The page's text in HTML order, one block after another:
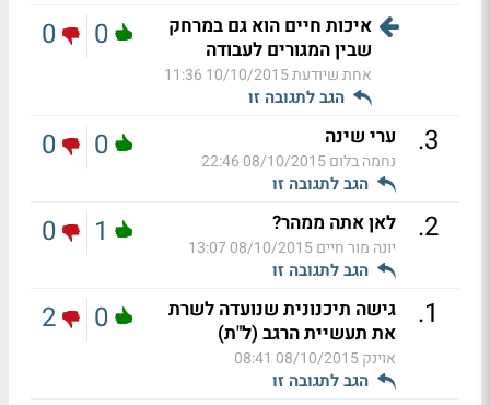
איכות חיים הוא גם במרחק
שבין המגורים לעבודה
אחת שיודעת10/10/2015 11:36
הגב לתגובה זו
0
0
3
. ערי שינה
נחמה בלום08/10/2015 22:46
הגב לתגובה זו
0
0
2
. לאן אתה ממהר?
יונה מור חיים08/10/2015 13:07
הגב לתגובה זו
1
0
1
.
גישה תיכנונית שנועדה לשרת
את תעשיית הרגב (ל"ת)
אוינק08/10/2015 08:41
הגב לתגובה זו
0
2